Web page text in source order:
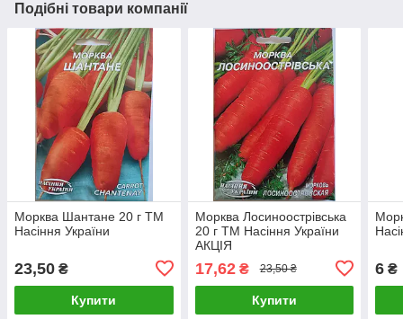
Подібні товари компанії
Морква Шантане 20 г ТМ
Насіння України
23,50 ₴
Купити
Морква Лосиноострівська
20 г ТМ Насіння України
АКЦІЯ
17,62₴ 23,50 ₴
Купити
6 ₴